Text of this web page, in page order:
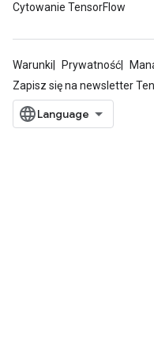
Cytowanie TensorFlow
Warunki Prywatność
Zapisz się na newsletter